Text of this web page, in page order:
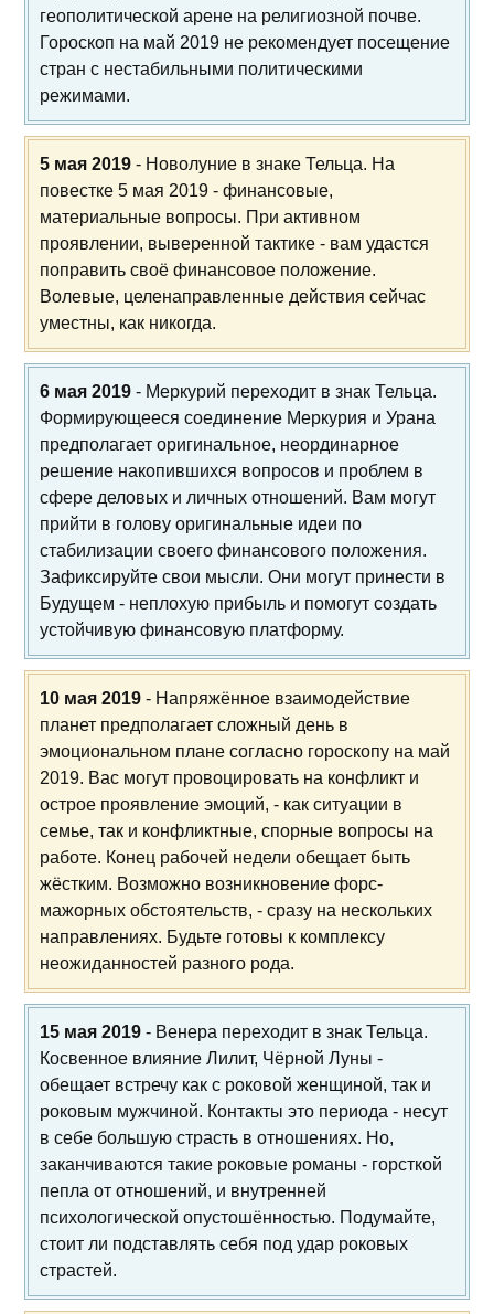
геополитической арене на религиозной почве.
Гороскоп на май 2019 не рекомендует посещение
стран с нестабильными политическими
режимами.
5 мая 2019 - Новолуние в знаке Тельца. На
повестке 5 мая 2019 - финансовые,
материальные вопросы. При активном
проявлении, выверенной тактике - вам удастся
поправить своё финансовое положение.
Волевые, целенаправленные действия сейчас
уместны, как никогда.
6 мая 2019 - Меркурий переходит в знак Тельца.
Формирующееся соединение Меркурия и Урана
предполагает оригинальное, неординарное
решение накопившихся вопросов и проблем в
сфере деловых и личных отношений. Вам могут
прийти в голову оригинальные идеи по
стабилизации своего финансового положения.
Зафиксируйте свои мысли. Они могут принести в
Будущем - неплохую прибыль и помогут создать
устойчивую финансовую платформу.
10 мая 2019 - Напряжённое взаимодействие
планет предполагает сложный день в
эмоциональном плане согласно гороскопу на май
2019. Вас могут провоцировать на конфликт и
острое проявление эмоций, - как ситуации в
семье, так и конфликтные, спорные вопросы на
работе. Конец рабочей недели обещает быть
жёстким. Возможно возникновение форс-
мажорных обстоятельств, - сразу на нескольких
направлениях. Будьте готовы к комплексу
неожиданностей разного рода.
15 мая 2019 - Венера переходит в знак Тельца.
Косвенное влияние Лилит, Чёрной Луны -
обещает встречу как с роковой женщиной, так и
роковым мужчиной. Контакты это периода - несут
в себе большую страсть в отношениях. Но,
заканчиваются такие роковые романы - горсткой
пепла от отношений, и внутренней
психологической опустошённостью. Подумайте,
стоит ли подставлять себя под удар роковых
страстей.